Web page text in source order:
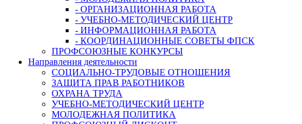
- ОРГАНИЗАЦИОННАЯ РАБОТА
- УЧЕБНО-МЕТОДИЧЕСКИЙ ЦЕНТР
- ИНФОРМАЦИОННАЯ РАБОТА
- КООРДИНАЦИОННЫЕ СОВЕТЫ ФПСК
ПРОФСОЮЗНЫЕ КОНКУРСЫ
Направления деятельности
СОЦИАЛЬНО-ТРУДОВЫЕ ОТНОШЕНИЯ
ЗАЩИТА ПРАВ РАБОТНИКОВ
ОХРАНА ТРУДА
УЧЕБНО-МЕТОДИЧЕСКИЙ ЦЕНТР
МОЛОДЕЖНАЯ ПОЛИТИКА